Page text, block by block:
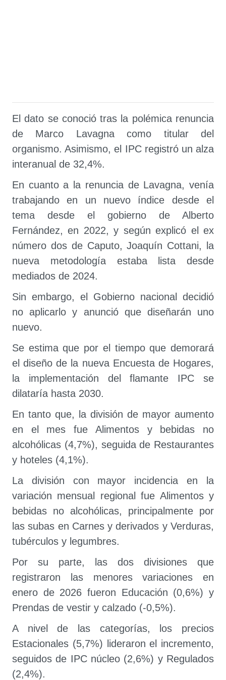
El dato se conoció tras la polémica renuncia
de Marco Lavagna como titular del
organismo. Asimismo, el IPC registró un alza
interanual de 32,4%.
En cuanto a la renuncia de Lavagna, venía
trabajando en un nuevo índice desde el
tema desde el gobierno de Alberto
Fernández, en 2022, y según explicó el ex
número dos de Caputo, Joaquín Cottani, la
nueva metodología estaba lista desde
mediados de 2024.
Sin embargo, el Gobierno nacional decidió
no aplicarlo y anunció que diseñarán uno
nuevo.
Se estima que por el tiempo que demorará
el diseño de la nueva Encuesta de Hogares,
la implementación del flamante IPC se
dilataría hasta 2030.
En tanto que, la división de mayor aumento
en el mes fue Alimentos y bebidas no
alcohólicas (4,7%), seguida de Restaurantes
y hoteles (4,1%).
La división con mayor incidencia en la
variación mensual regional fue Alimentos y
bebidas no alcohólicas, principalmente por
las subas en Carnes y derivados y Verduras,
tubérculos y legumbres.
Por su parte, las dos divisiones que
registraron las menores variaciones en
enero de 2026 fueron Educación (0,6%) y
Prendas de vestir y calzado (-0,5%).
A nivel de las categorías, los precios
Estacionales (5,7%) lideraron el incremento,
seguidos de IPC núcleo (2,6%) y Regulados
(2,4%).